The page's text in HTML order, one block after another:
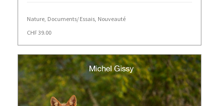
Nature, Documents/ Essais, Nouveauté
CHF39.00